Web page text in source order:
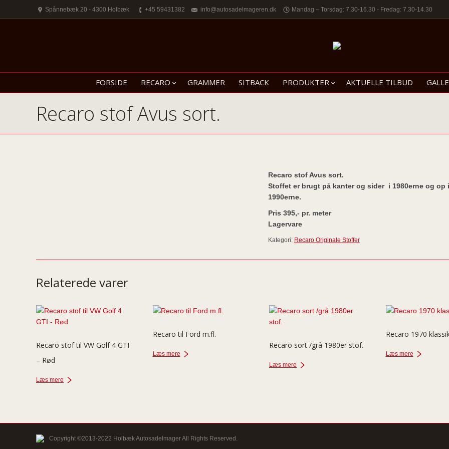
Spånnebæk 20 - 4300 Holbæk +45 59431382 info@autosadelmageren.dk Mandag – Torsdag: 7.30-16.30 - Fredag: 7.30-14.30
FORSIDE RECARO GRAMMER SITBACK PRODUKTER AKTUELLE TILBUD
Recaro stof Avus sort.
Recaro stof Avus sort.
Stoffet er brugt på kanter og sider i 1980erne og op i
1990erne.
Pris 395,- pr. meter
Lagervare
Kategori: Recaro Originale Stoffer
Relaterede varer
Recaro stof til VW Golf 4 GTI
– Rød
Læs mere
Recaro til Ford m.fl.
Læs mere
Recaro sort /grå 1980er stof.
Læs mere
Recaro 1970
Læs mere
Copyright ©2013-2022 Holbæk Autosadelmager All Rights Reserved.